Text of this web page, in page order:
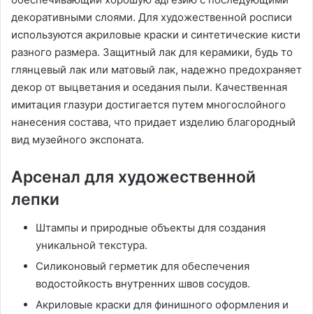
декоративными слоями. Для художественной росписи
используются акриловые краски и синтетические кисти
разного размера. Защитный лак для керамики, будь то
глянцевый лак или матовый лак, надежно предохраняет
декор от выцветания и оседания пыли. Качественная
имитация глазури достигается путем многослойного
нанесения состава, что придает изделию благородный
вид музейного экспоната.
Арсенал для художественной
лепки
Штампы и природные объекты для создания
уникальной текстура.
Силиконовый герметик для обеспечения
водостойкость внутренних швов сосудов.
Акриловые краски для финишного оформления и